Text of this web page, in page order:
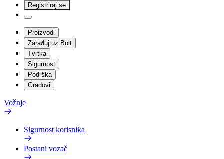
Registriraj se
Proizvodi
Zarađuj uz Bolt
Tvrtka
Sigurnost
Podrška
Gradovi
Vožnje
Sigurnost korisnika
Postani vozač